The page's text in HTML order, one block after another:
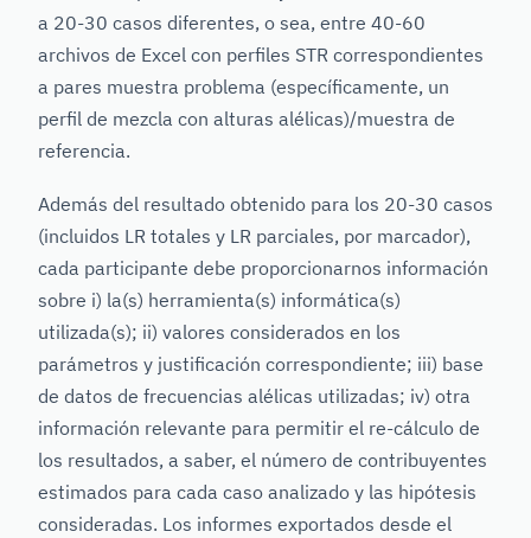
a 20-30 casos diferentes, o sea, entre 40-60
archivos de Excel con perfiles STR correspondientes
a pares muestra problema (específicamente, un
perfil de mezcla con alturas alélicas)/muestra de
referencia.
Además del resultado obtenido para los 20-30 casos
(incluidos LR totales y LR parciales, por marcador),
cada participante debe proporcionarnos información
sobre i) la(s) herramienta(s) informática(s)
utilizada(s); ii) valores considerados en los
parámetros y justificación correspondiente; iii) base
de datos de frecuencias alélicas utilizadas; iv) otra
información relevante para permitir el re-cálculo de
los resultados, a saber, el número de contribuyentes
estimados para cada caso analizado y las hipótesis
consideradas. Los informes exportados desde el